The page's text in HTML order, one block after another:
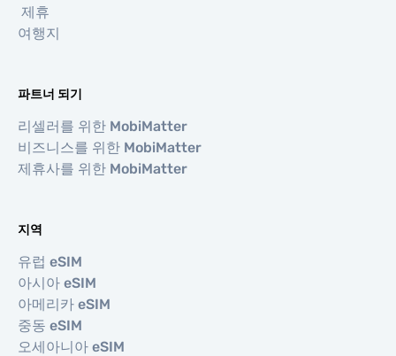
제휴
여행지
파트너 되기
리셀러를 위한 MobiMatter
비즈니스를 위한 MobiMatter
제휴사를 위한 MobiMatter
지역
유럽 eSIM
아시아 eSIM
아메리카 eSIM
중동 eSIM
오세아니아 eSIM